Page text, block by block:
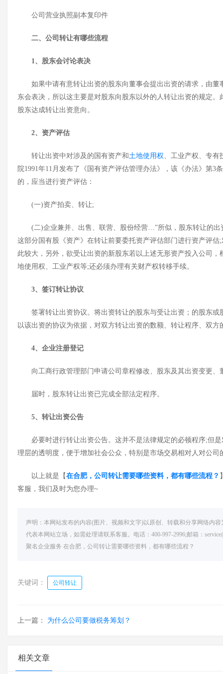
公司营业执照副本复印件
二、公司转让有哪些流程
1、股东会讨论表决
如果中请有意转让出资的股东向董事会提出出资的请求，由
东会表决，所以这主要是对股东向股东以外的人转让出资的规定
股东达成转让出资意向。
2、 资产评估
转让出资中对涉及的国有资产和土地使用权、工业产权、专有
院1991年11月发布了《国有资产评估管理办法》，该《办法》第
的，应当进行资产评估：
(一)资产拍卖、转让;
(二)企业兼并、出售、联营、股份经营…”所似，股东转让的
这部分国有股《资产》在转让前要委托资产评估部门进行资产评
此较大，另外，欲受让出资的新股东若以上述无形资产投入公司
地使用权、工业产权等;还必须办理有关财产权转移手续。
3、签订转让协议
签署转让出资协议。将出资转让的股东与受让出资；的股东
以该出资的协议为依据，对双方转让出资的数额、转让程序、双
4、企业注册登记
向工商行政管理部门申请公司章程修改、股东及其出资变更
届时，股东转让出资已完成全部法定程序。
5、转让出资公告
必要时进行转让出资公告。这并不是法律规定的必顿程序;但
理层的透明度，便于增加社会公众，特别是市场交易相对人对公司
以上就是【在合肥，公司转让需要哪些资料，都有哪些流程？
客服，我们及时为您办理~
声明：本网站发布的内容(图片、视频和文字)以原创、转载和分享网络内
代表本网站立场，如需处理请联系客服。电话：400-997-2996;邮箱：
聚名企业服务 在合肥，公司转让需要哪些资料，都有哪些流程？
关键词： 公司转让
上一篇： 为什么公司要做税务筹划？
相关文章